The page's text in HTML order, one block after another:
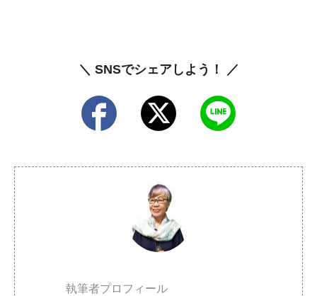
＼ SNSでシェアしよう！ ／
執筆者プロフィール